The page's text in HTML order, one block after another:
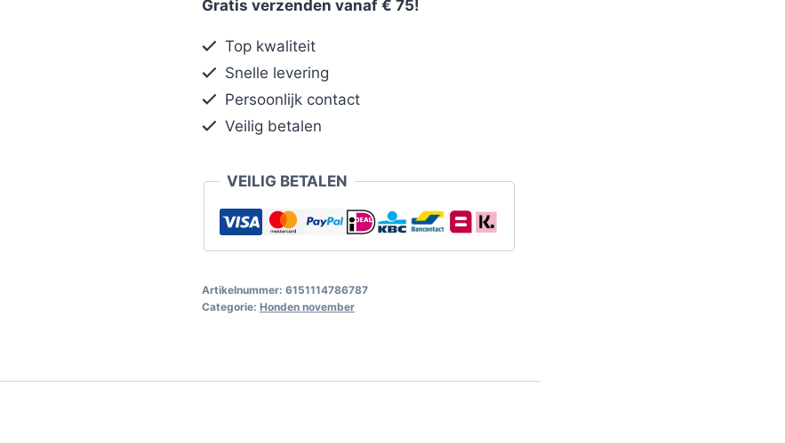
Gratis verzenden vanaf € 75!
Top kwaliteit
Snelle levering
Persoonlijk contact
Veilig betalen
VEILIG BETALEN
Artikelnummer: 6151114786787
Categorie: Honden november